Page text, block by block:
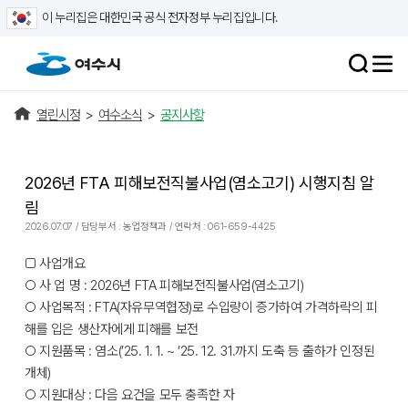
이 누리집은 대한민국 공식 전자정부 누리집입니다.
열린시정 > 여수소식 > 공지사항
2026년 FTA 피해보전직불사업(염소고기) 시행지침 알
림
2026.07.07 / 담당부서 : 농업정책과 / 연락처 : 061-659-4425
□ 사업개요
○ 사 업 명 : 2026년 FTA 피해보전직불사업(염소고기)
○ 사업목적 : FTA(자유무역협정)로 수입량이 증가하여 가격하락의 피
해를 입은 생산자에게 피해를 보전
○ 지원품목 : 염소(’25. 1. 1. ~ ’25. 12. 31.까지 도축 등 출하가 인정된
개체)
○ 지원대상 : 다음 요건을 모두 충족한 자